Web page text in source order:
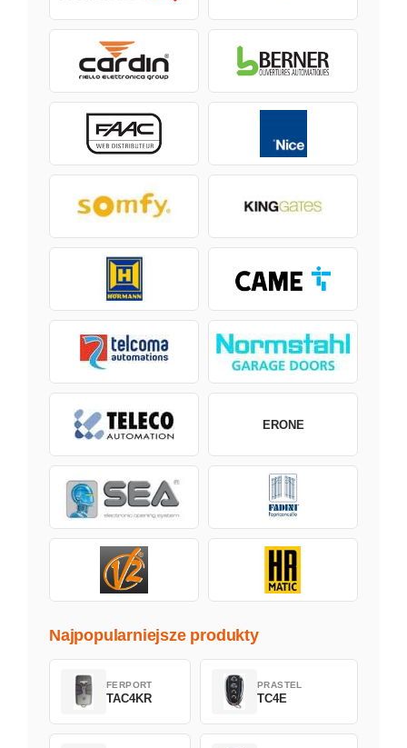
ERONE
Najpopularniejsze produkty
FERPORT
TAC4KR
PRASTEL
TC4E